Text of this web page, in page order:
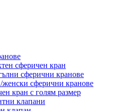
сферичен кран
сферични кранове
сферични кранове
кран с голям размер
клапани